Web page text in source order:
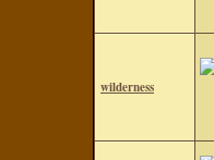
wilderness